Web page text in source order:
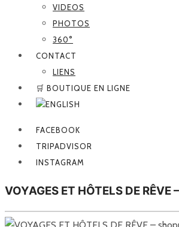
VIDEOS
PHOTOS
360°
CONTACT
LIENS
🛒 BOUTIQUE EN LIGNE
FACEBOOK
TRIPADVISOR
INSTAGRAM
VOYAGES ET HÔTELS DE